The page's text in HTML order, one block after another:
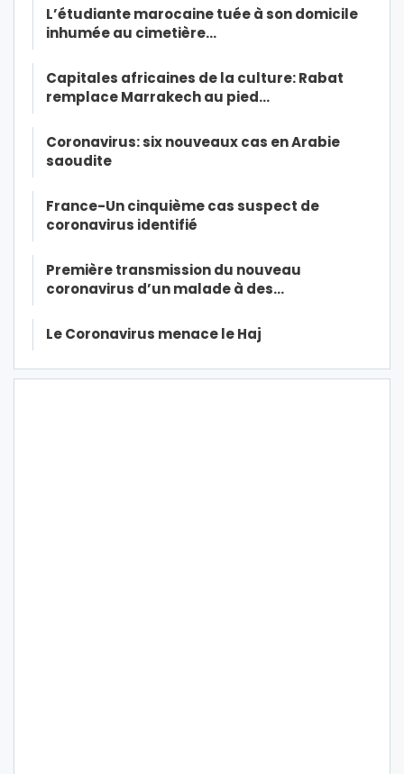
L’étudiante marocaine tuée à son domicile
inhumée au cimetière…
Capitales africaines de la culture: Rabat
remplace Marrakech au pied…
Coronavirus: six nouveaux cas en Arabie
saoudite
France-Un cinquième cas suspect de
coronavirus identifié
Première transmission du nouveau
coronavirus d’un malade à des…
Le Coronavirus menace le Haj